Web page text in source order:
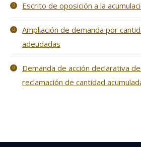
Escrito de oposición a la
Ampliación de demanda por
adeudadas
Demanda de acción declarativa
reclamación de cantidad